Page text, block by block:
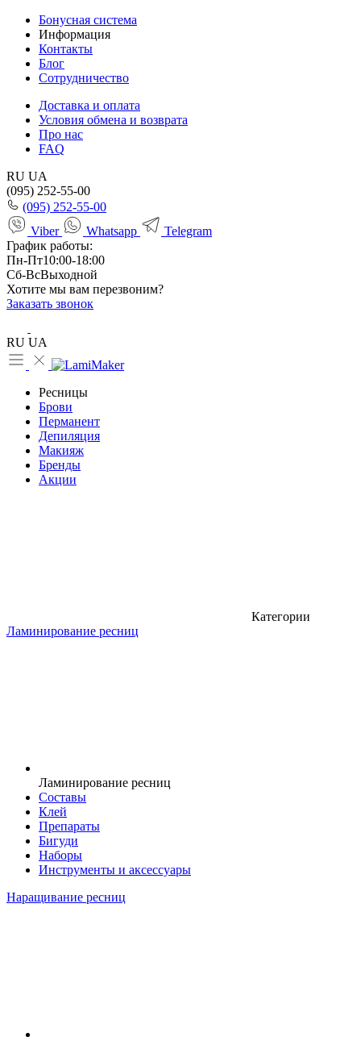
Бонусная система
Информация
Контакты
Блог
Сотрудничество
Доставка и оплата
Условия обмена и возврата
Про нас
FAQ
RU UA
(095) 252-55-00
(095) 252-55-00
Viber
Whatsapp
Telegram
График работы:
Пн-Пт10:00-18:00
Сб-ВсВыходной
Хотите мы вам перезвоним?
Заказать звонок
RU UA
Ресницы
Брови
Перманент
Депиляция
Макияж
Бренды
Акции
Категории
Ламинирование ресниц
Ламинирование ресниц
Составы
Клей
Препараты
Бигуди
Наборы
Инструменты и аксессуары
Наращивание ресниц